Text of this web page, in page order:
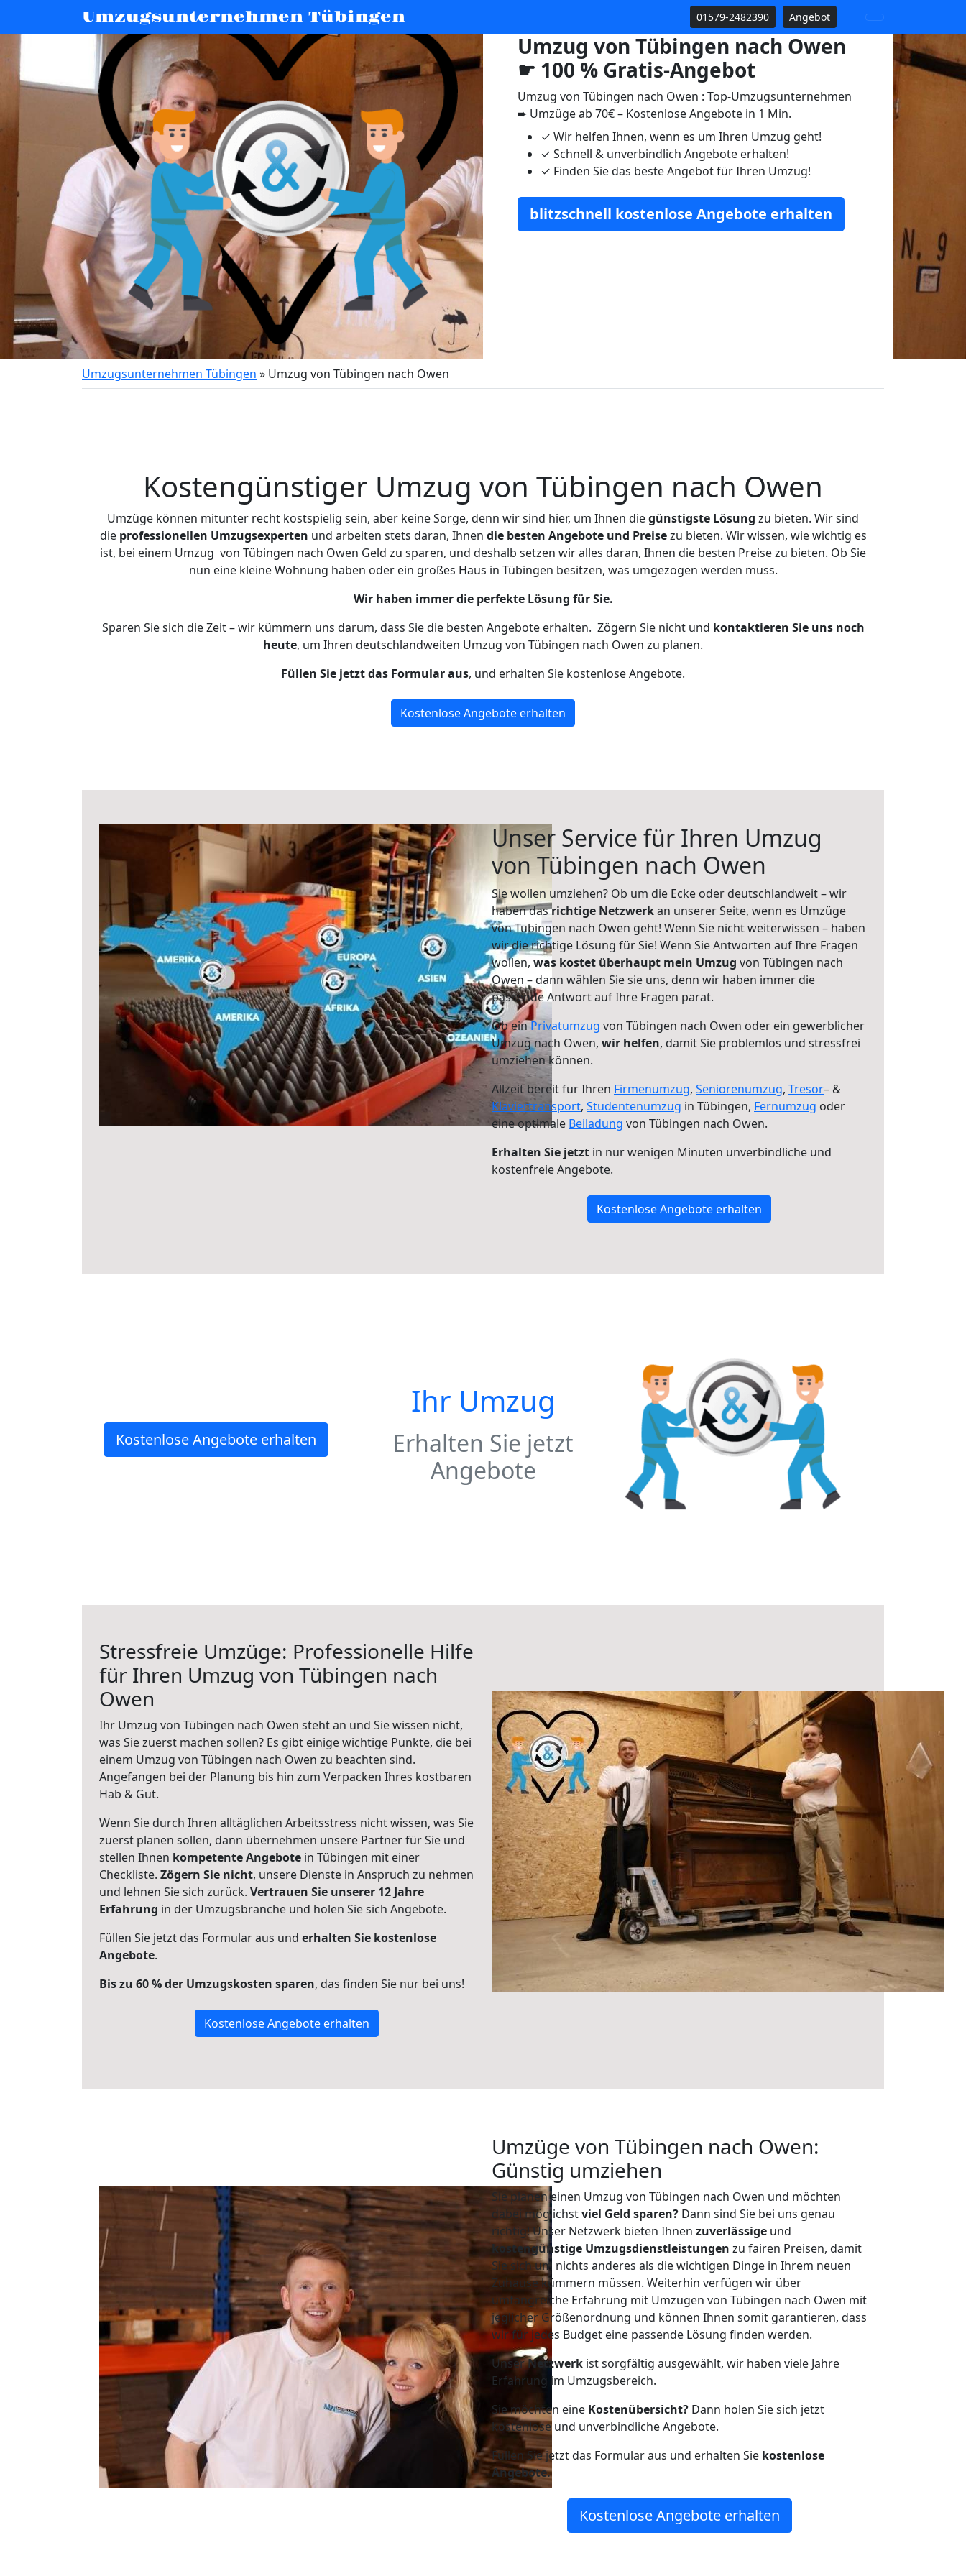
Umzugsunternehmen Tübingen 01579-2482390 Angebot
Umzug von Tübingen nach Owen
☛ 100 % Gratis-Angebot
Umzug von Tübingen nach Owen : Top-Umzugsunternehmen
➨ Umzüge ab 70€ – Kostenlose Angebote in 1 Min.
✓ Wir helfen Ihnen, wenn es um Ihren Umzug geht!
✓ Schnell & unverbindlich Angebote erhalten!
✓ Finden Sie das beste Angebot für Ihren Umzug!
blitzschnell kostenlose Angebote erhalten
Umzugsunternehmen Tübingen » Umzug von Tübingen nach Owen
Kostengünstiger Umzug von Tübingen nach Owen
Umzüge können mitunter recht kostspielig sein, aber keine Sorge, denn wir sind hier, um Ihnen diegünstigste Lösung zu bieten. Wir sind
die professionellen Umzugsexperten und arbeiten stets daran, Ihnen die besten Angebote und Preisezu bieten. Wir wissen, wie wichtig es
ist, bei einem Umzug von Tübingen nach Owen Geld zu sparen, und deshalb setzen wir alles daran, Ihnen die besten Preise zu bieten. Ob Sie
nun eine kleine Wohnung haben oder ein großes Haus in Tübingen besitzen, was umgezogen werden muss.
Wir haben immer die perfekte Lösung für Sie.
Sparen Sie sich die Zeit – wir kümmern uns darum, dass Sie die besten Angebote erhalten. Zögern Sie nicht und kontaktieren Sie uns noch
heute, um Ihren deutschlandweiten Umzug von Tübingen nach Owen zu planen.
Füllen Sie jetzt das Formular aus, und erhalten Sie kostenlose Angebote.
Kostenlose Angebote erhalten
Unser Service für Ihren Umzug
von Tübingen nach Owen
Sie wollen umziehen? Ob um die Ecke oder deutschlandweit – wir
haben dasrichtige Netzwerkan unserer Seite, wenn es Umzüge
von Tübingen nach Owen geht! Wenn Sie nicht weiterwissen – haben
wir die richtige Lösung für Sie! Wenn Sie Antworten auf Ihre Fragen
wollen, was kostet überhaupt mein Umzug von Tübingen nach
Owen – dann wählen Sie sie uns, denn wir haben immer die
passende Antwort auf Ihre Fragen parat.
Ob einPrivatumzug von Tübingen nach Owen oder ein gewerblicher
Umzug nach Owen, wir helfen, damit Sie problemlos und stressfrei
umziehen können.
Allzeit bereit für Ihren Firmenumzug, Seniorenumzug, Tresor– &
Klaviertransport, Studentenumzug in Tübingen, Fernumzug oder
eine optimale Beiladung von Tübingen nach Owen.
Erhalten Sie jetzt in nur wenigen Minuten unverbindliche und
kostenfreie Angebote.
Kostenlose Angebote erhalten
Kostenlose Angebote erhalten
Ihr Umzug
Erhalten Sie jetzt
Angebote
Stressfreie Umzüge: Professionelle Hilfe
für Ihren Umzug von Tübingen nach
Owen
Ihr Umzug von Tübingen nach Owen steht an und Sie wissen nicht,
was Sie zuerst machen sollen? Es gibt einige wichtige Punkte, die bei
einem Umzug von Tübingen nach Owen zu beachten sind.
Angefangen bei der Planung bis hin zum Verpacken Ihres kostbaren
Hab & Gut.
Wenn Sie durch Ihren alltäglichen Arbeitsstress nicht wissen, was Sie
zuerst planen sollen, dann übernehmen unsere Partner für Sie und
stellen Ihnen kompetente Angebote in Tübingen mit einer
Checkliste. Zögern Sie nicht, unsere Dienste in Anspruch zu nehmen
und lehnen Sie sich zurück. Vertrauen Sie unserer 12 Jahre
Erfahrung in der Umzugsbranche und holen Sie sich Angebote.
Füllen Sie jetzt das Formular aus und erhalten Sie kostenlose
Angebote.
Bis zu 60 % der Umzugskosten sparen, das finden Sie nur bei uns!
Kostenlose Angebote erhalten
Umzüge von Tübingen nach Owen:
Günstig umziehen
Sie planen einen Umzug von Tübingen nach Owen und möchten
dabei möglichstviel Geld sparen? Dann sind Sie bei uns genau
richtig! Unser Netzwerk bieten Ihnen zuverlässige und
kostengünstige Umzugsdienstleistungen zu fairen Preisen, damit
Sie sich um nichts anderes als die wichtigen Dinge in Ihrem neuen
Zuhause kümmern müssen. Weiterhin verfügen wir über
umfangreiche Erfahrung mit Umzügen von Tübingen nach Owen mit
jeglicher Größenordnung und können Ihnen somit garantieren, dass
wir für jedes Budget eine passende Lösung finden werden.
UnserNetzwerk ist sorgfältig ausgewählt, wir haben viele Jahre
Erfahrung im Umzugsbereich.
Sie möchten eine Kostenübersicht? Dann holen Sie sich jetzt
kostenlose und unverbindliche Angebote.
Füllen Sie jetzt das Formular aus und erhalten Sie kostenlose
Angebote.
Kostenlose Angebote erhalten